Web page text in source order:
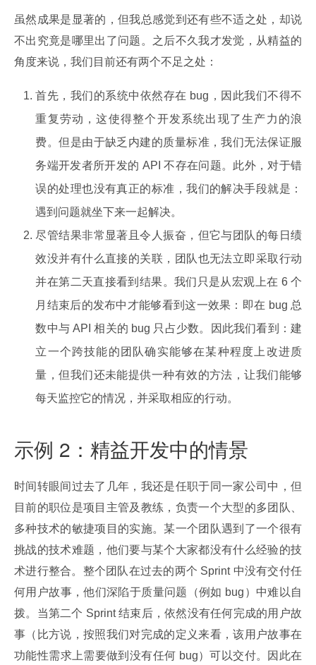
虽然成果是显著的，但我总感觉到还有些不适之处，却说
不出究竟是哪里出了问题。之后不久我才发觉，从精益的
角度来说，我们目前还有两个不足之处：
首先，我们的系统中依然存在 bug，因此我们不得不
重复劳动，这使得整个开发系统出现了生产力的浪
费。但是由于缺乏内建的质量标准，我们无法保证服
务端开发者所开发的 API 不存在问题。此外，对于错
误的处理也没有真正的标准，我们的解决手段就是：
遇到问题就坐下来一起解决。
尽管结果非常显著且令人振奋，但它与团队的每日绩
效没并有什么直接的关联，团队也无法立即采取行动
并在第二天直接看到结果。我们只是从宏观上在 6 个
月结束后的发布中才能够看到这一效果：即在 bug 总
数中与 API 相关的 bug 只占少数。因此我们看到：建
立一个跨技能的团队确实能够在某种程度上改进质
量，但我们还未能提供一种有效的方法，让我们能够
每天监控它的情况，并采取相应的行动。
示例 2：精益开发中的情景
时间转眼间过去了几年，我还是任职于同一家公司中，但
目前的职位是项目主管及教练，负责一个大型的多团队、
多种技术的敏捷项目的实施。某一个团队遇到了一个很有
挑战的技术难题，他们要与某个大家都没有什么经验的技
术进行整合。整个团队在过去的两个 Sprint 中没有交付任
何用户故事，他们深陷于质量问题（例如 bug）中难以自
拨。当第二个 Sprint 结束后，依然没有任何完成的用户故
事（比方说，按照我们对完成的定义来看，该用户故事在
功能性需求上需要做到没有任何 bug）可以交付。因此在